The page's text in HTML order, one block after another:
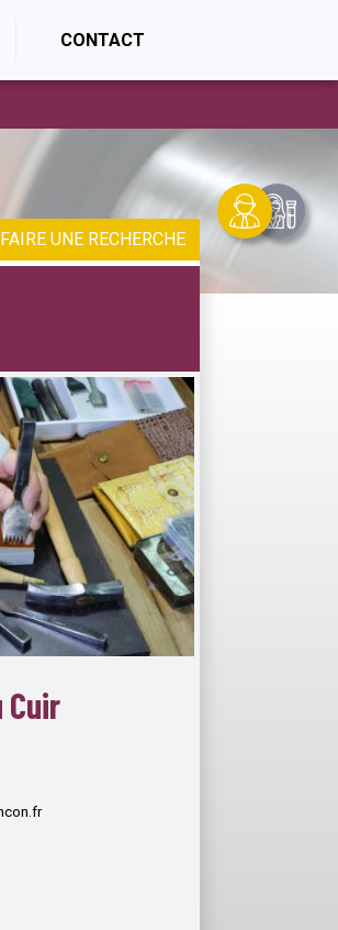
CONTACT
FAIRE UNE RECHERCHE
Cuir